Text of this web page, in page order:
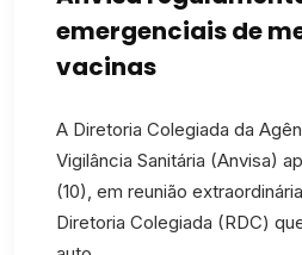
emergenciais de
vacinas
A Diretoria Colegiada da
Vigilância Sanitária (Anvisa)
(10), em reunião
Diretoria Colegiada (RDC)